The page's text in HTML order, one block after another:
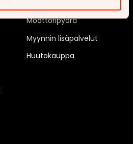
Moottoripyörä
Myynnin lisäpalvelut
Huutokauppa